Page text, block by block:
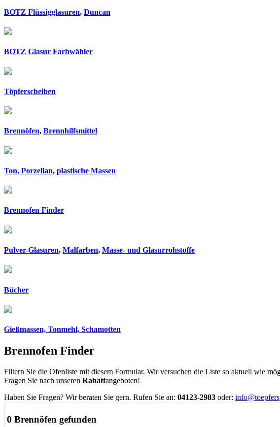
BOTZ Flüssigglasuren, Duncan
BOTZ Glasur Farbwähler
Töpferscheiben
Brennöfen, Brennhilfsmittel
Ton, Porzellan, plastische Massen
Brennofen Finder
Pulver-Glasuren, Malfarben, Masse- und Glasurrohstoffe
Bücher
Gießmassen, Tonmehl, Schamotten
Brennofen Finder
Filtern Sie die Ofenliste mit diesem Formular. Wir versuchen die Liste so aktuell wie
Fragen Sie nach unseren Rabattangeboten!
Haben Sie Fragen? Wir beraten Sie gern. Rufen Sie an: 04123-2983 oder:
0 Brennöfen gefunden